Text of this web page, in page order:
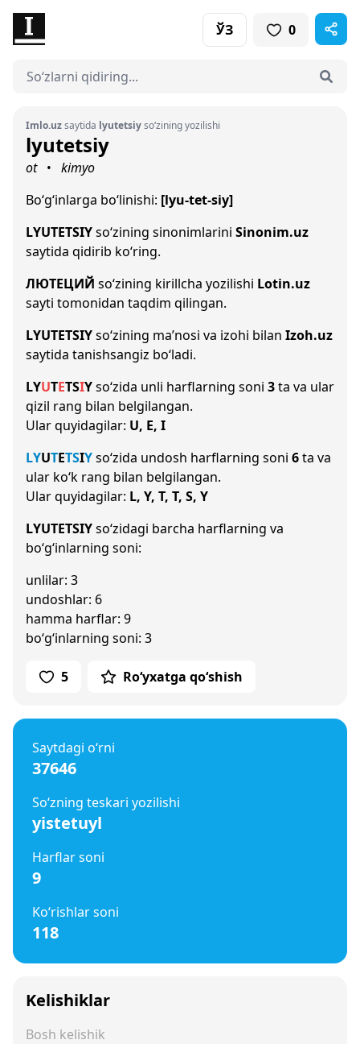
ЎЗ 0
Imlo.uzsaytida lyutetsiyso‘zining yozilishi
lyutetsiy
ot •
kimyo
Bo‘g‘inlarga bo‘linishi: [lyu-tet-siy]
LYUTETSIYso‘zining sinonimlarini Sinonim.uz
saytida qidirib ko‘ring.
ЛЮТЕЦИЙ so‘zining kirillcha yozilishi Lotin.uz
sayti tomonidan taqdim qilingan.
LYUTETSIYso‘zining ma’nosi va izohi bilan Izoh.uz
saytida tanishsangiz bo‘ladi.
LYUTETSIYso‘zida unli harflarning soni 3ta va ular
qizil rang bilan belgilangan.
Ular quyidagilar: U, E, I
LYUTETSIYso‘zida undosh harflarning soni 6ta va
ular ko‘k rang bilan belgilangan.
Ular quyidagilar: L, Y, T, T, S, Y
LYUTETSIYso‘zidagi barcha harflarning va
bo‘g‘inlarning soni:
unlilar: 3
undoshlar: 6
hamma harflar: 9
bo‘g‘inlarning soni: 3
5 Ro‘yxatga qo‘shish
Saytdagi o‘rni
37646
So‘zning teskari yozilishi
yistetuyl
Harflar soni
9
Ko‘rishlar soni
118
Kelishiklar
Bosh kelishik